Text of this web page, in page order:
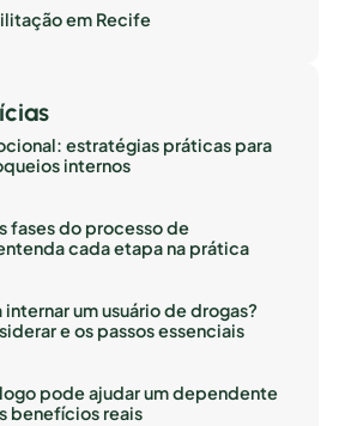
em Recife
estratégias práticas para
internos
fases do processo de
cada etapa na prática
um usuário de drogas?
e os passos essenciais
pode ajudar um dependente
benefícios reais